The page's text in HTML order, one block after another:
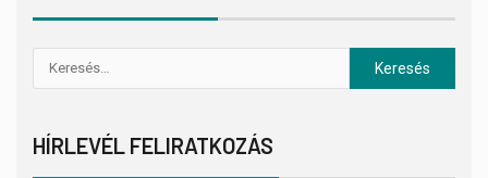
HÍRLEVÉL FELIRATKOZÁS